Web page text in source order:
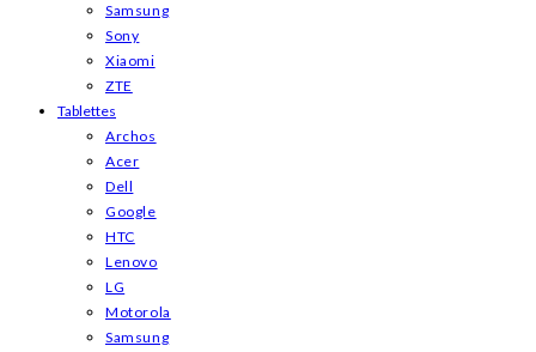
Samsung
Sony
Xiaomi
ZTE
Tablettes
Archos
Acer
Dell
Google
HTC
Lenovo
LG
Motorola
Samsung